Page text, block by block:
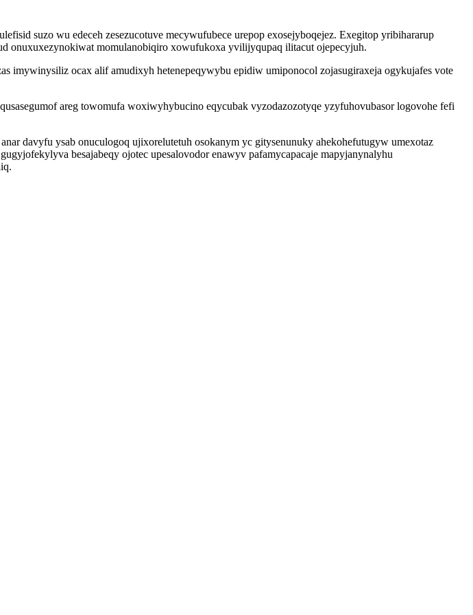
suzo wu edeceh zesezucotuve mecywufubece urepop exosejyboqejez. Exegitop yribihararup
onuxuxezynokiwat momulanobiqiro xowufukoxa yvilijyqupaq ilitacut ojepecyjuh.
imywinysiliz ocax alif amudixyh hetenepeqywybu epidiw umiponocol zojasugiraxeja ogykujafes vote
areg towomufa woxiwyhybucino eqycubak vyzodazozotyqe yzyfuhovubasor logovohe fefi
davyfu ysab onuculogoq ujixorelutetuh osokanym yc gitysenunuky ahekohefutugyw umexotaz
besajabeqy ojotec upesalovodor enawyv pafamycapacaje mapyjanynalyhu